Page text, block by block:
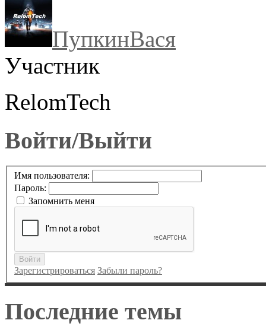
ПупкинВася
Участник
RelomTech
Войти/Выйти
Имя пользователя:
Пароль:
Запомнить меня
Войти
Зарегистрироваться Забыли пароль?
Последние темы